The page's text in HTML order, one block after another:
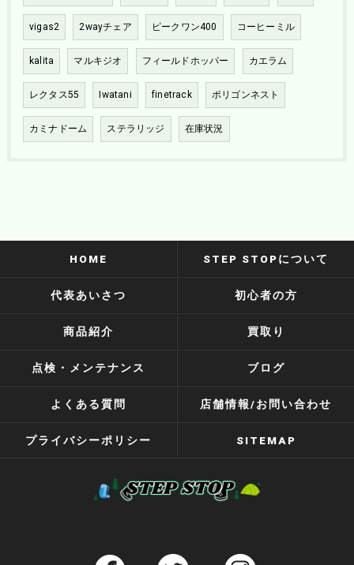
vigas2 2wayチェア ピークワン400 コーヒーミル
kalita マルキジオ フィールドホッパー カエラム
レクタス55 Iwatani finetrack ポリゴンネスト
カミナドーム ステラリッジ 在庫状況
HOME STEP STOPについて
代表あいさつ 初心者の方
商品紹介 買取り
点検・メンテナンス ブログ
よくある質問 店舗情報/お問い合わせ
プライバシーポリシー SITEMAP